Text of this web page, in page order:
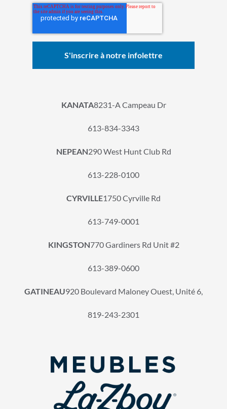
KANATA8231-A Campeau Dr
613-834-3343
NEPEAN290 West Hunt Club Rd
613-228-0100
CYRVILLE1750 Cyrville Rd
613-749-0001
KINGSTON770 Gardiners Rd Unit #2
613-389-0600
GATINEAU920 Boulevard Maloney Ouest, Unité 6,
819-243-2301